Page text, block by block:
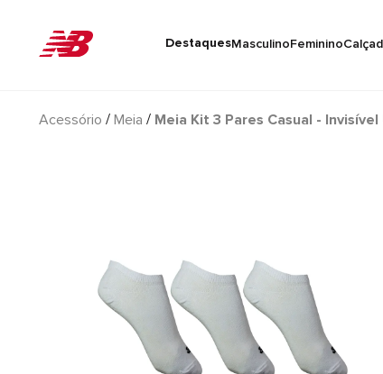
DestaquesMasculinoFeminino
Acessório Meia Meia Kit 3 Pares Casual - Invisível